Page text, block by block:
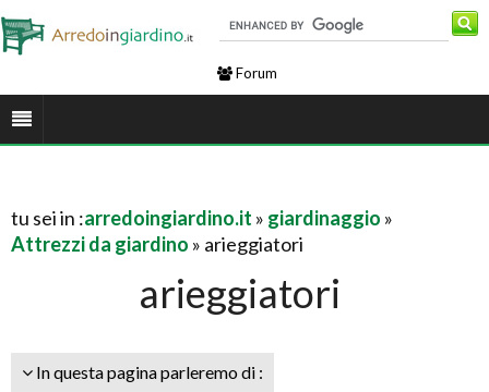
Forum
tu sei in :arredoingiardino.it » giardinaggio »
Attrezzi da giardino » arieggiatori
arieggiatori
In questa pagina parleremo di :